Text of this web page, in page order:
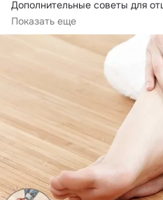
Дополнительные советы для
Сухая и грубая кожа на
Показать еще